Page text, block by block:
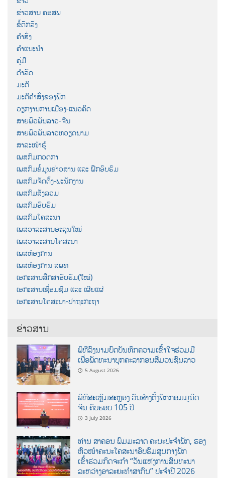
ຂ່າວສານ ຄອສພ
ຂໍ້ຕົກລົງ
ຄຳສັ່ງ
ຄຳແນະນຳ
ຄູ່ມື
ດຳລັດ
ມະຕິ
ມະຕິຄຳສັ່ງຂອງພັກ
ວຽກງານການເມືອງ-ແນວຄິດ
ສາຍພົວພັນລາວ-ຈີນ
ສາຍພົວພັນລາວຫວຽດນາມ
ສາລະໜ້າຮູ້
ເພສກົມກວດກາ
ເພສກົມຂໍ້ມູນຂ່າວສານ ແລະ ຝຶກອົບຮົມ
ເພສກົມຈັດຕັ້ງ-ພະນັກງານ
ເພສກົມສັງລວມ
ເພສກົມອົບຮົມ
ເພສກົມໂຄສະນາ
ເພສວາລະສານອະລຸນໃໝ່
ເພສວາລະສານໂຄສະນາ
ເພສຫ້ອງການ
ເພສຫ້ອງການ ສພທ
ເອກະສານສຶກສາອົບຮົມ(ໃໝ່)
ເອກະສານເຊື່ອມຊືມ ແລະ ເຜີຍແຜ່
ເອກະສານໂຄສະນາ-ປາຖະກະຖາ
ຂ່າວສານ
ພິທີລົງນາມບົດບັນທຶກຄວາມເຂົ້າໃຈຮ່ວມມື
ເພື່ອພັດທະນາບຸກຄະລາກອນສື່ມວນຊົນລາວ
5 August 2026
ພິທີສະເຫຼີມສະຫຼອງ ວັນສ້າງຕັ້ງພັກກອມມູນິດ
ຈີນ ຄົບຮອບ 105 ປີ
3 July 2026
ທ່ານ ສາຄອນ ພົມມະລາດ ຄະນະປະຈໍາພັກ, ຮອງ
ຫົວໜ້າຄະນະໂຄສະນາອົບຮົມສູນກາງພັກ
ເຂົ້າຮ່ວມກິດຈະກຳ “ວັນແຫ່ງການສົນທະນາ
ລະຫວ່າງອາລະຍະທຳສາກົນ” ປະຈຳປີ 2026